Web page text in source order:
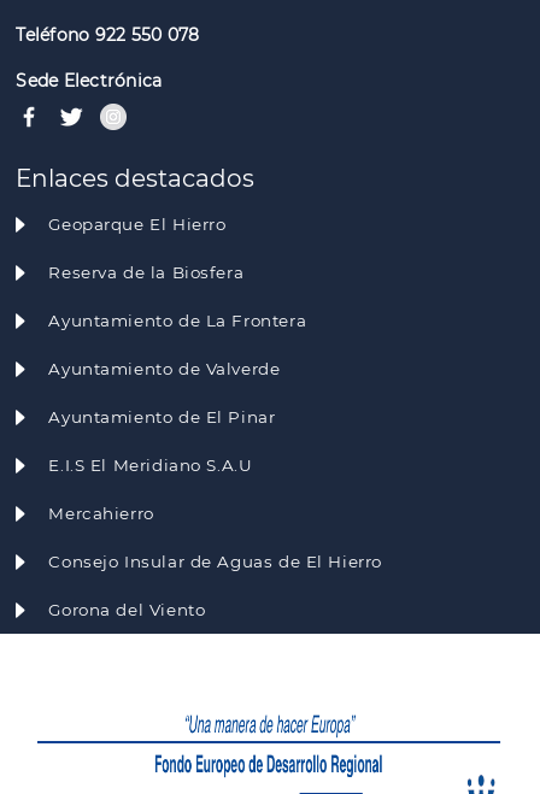
Teléfono 922 550 078
Sede Electrónica
Enlaces destacados
Geoparque El Hierro
Reserva de la Biosfera
Ayuntamiento de La Frontera
Ayuntamiento de Valverde
Ayuntamiento de El Pinar
E.I.S El Meridiano S.A.U
Mercahierro
Consejo Insular de Aguas de El Hierro
Gorona del Viento